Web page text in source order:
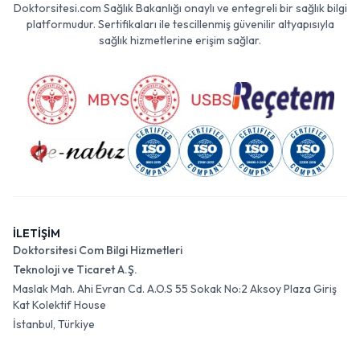
Doktorsitesi.com Sağlık Bakanlığı onaylı ve entegreli bir sağlık bilgi
platformudur. Sertifikaları ile tescillenmiş güvenilir altyapısıyla
sağlık hizmetlerine erişim sağlar.
İLETİŞİM
Doktorsitesi Com Bilgi Hizmetleri
Teknoloji ve Ticaret A.Ş.
Maslak Mah. Ahi Evran Cd. A.O.S 55 Sokak No:2 Aksoy Plaza Giriş
Kat Kolektif House
İstanbul, Türkiye